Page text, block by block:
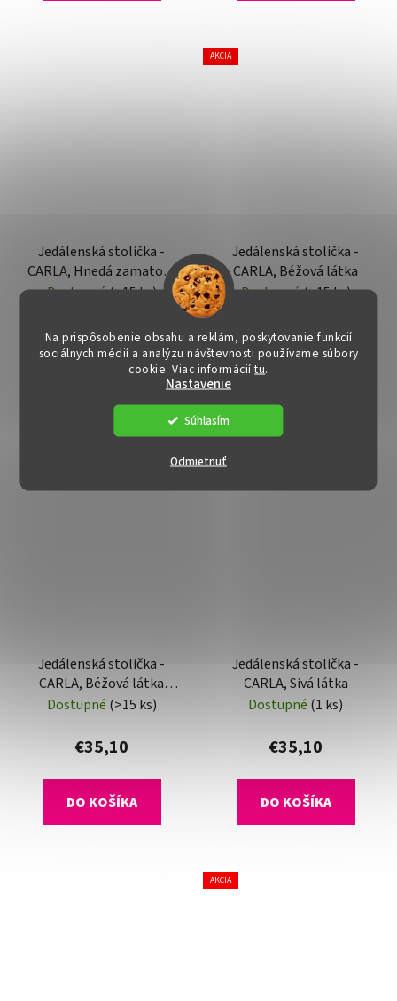
Na prispôsobenie obsahu a reklám, poskytovanie funkcií
sociálnych médií a analýzu návštevnosti používame súbory
cookie. Viac informáciítu.
Nastavenie
Odmietnuť
Súhlasím
Jedálenská stolička -
CARLA, Hnedá zamatová
látka
Dostupné(>15 ks)
€35,10
AKCIA
Jedálenská stolička -
CARLA, Béžová látka
Dostupné(>15 ks)
€30
Jedálenská stolička -
CARLA, Béžová látka
(imitácia kože)
Dostupné (>15 ks)
€35,10
DO KOŠÍKA
Jedálenská stolička -
CARLA, Sivá látka
Dostupné (1 ks)
€35,10
DO KOŠÍKA
AKCIA